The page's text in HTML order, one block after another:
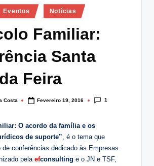
Eventos Notícias
Familiar:
Santa
Feira
Costa Fevereiro 19, 2016 1
O acordo da família e os
de suporte”, é o tema que
de conferências dedicado às Empresas
pela efconsulting e o JN e TSF,